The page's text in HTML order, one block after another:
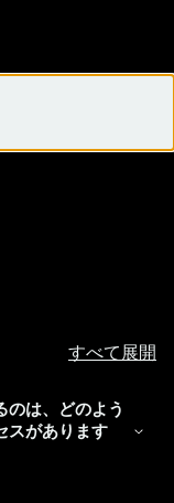
すべて展開
のは、どのよう
スがあります